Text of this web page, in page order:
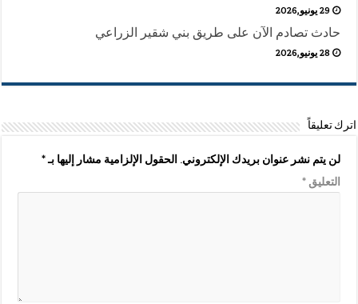
29 يونيو,2026
حادث تصادم الآن على طريق بني شقير الزراعي
28 يونيو,2026
اترك تعليقاً
لن يتم نشر عنوان بريدك الإلكتروني. الحقول الإلزامية مشار إليها بـ*
التعليق*